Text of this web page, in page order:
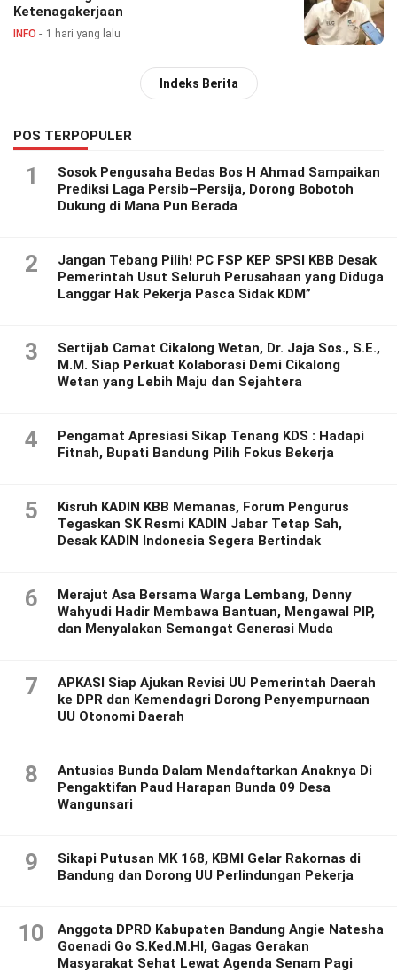
Ketenagakerjaan
INFO 1 hari yang lalu
Indeks Berita
POS TERPOPULER
1
Sosok Pengusaha Bedas Bos H Ahmad Sampaikan
Prediksi Laga Persib–Persija, Dorong Bobotoh
Dukung di Mana Pun Berada
2
Jangan Tebang Pilih! PC FSP KEP SPSI KBB Desak
Pemerintah Usut Seluruh Perusahaan yang Diduga
Langgar Hak Pekerja Pasca Sidak KDM”
3
Sertijab Camat Cikalong Wetan, Dr. Jaja Sos., S.E.,
M.M. Siap Perkuat Kolaborasi Demi Cikalong
Wetan yang Lebih Maju dan Sejahtera
4
Pengamat Apresiasi Sikap Tenang KDS : Hadapi
Fitnah, Bupati Bandung Pilih Fokus Bekerja
5
Kisruh KADIN KBB Memanas, Forum Pengurus
Tegaskan SK Resmi KADIN Jabar Tetap Sah,
Desak KADIN Indonesia Segera Bertindak
6
Merajut Asa Bersama Warga Lembang, Denny
Wahyudi Hadir Membawa Bantuan, Mengawal PIP,
dan Menyalakan Semangat Generasi Muda
7
APKASI Siap Ajukan Revisi UU Pemerintah Daerah
ke DPR dan Kemendagri Dorong Penyempurnaan
UU Otonomi Daerah
8
Antusias Bunda Dalam Mendaftarkan Anaknya Di
Pengaktifan Paud Harapan Bunda 09 Desa
Wangunsari
9
Sikapi Putusan MK 168, KBMI Gelar Rakornas di
Bandung dan Dorong UU Perlindungan Pekerja
10
Anggota DPRD Kabupaten Bandung Angie Natesha
Goenadi Go S.Ked.M.HI, Gagas Gerakan
Masyarakat Sehat Lewat Agenda Senam Pagi